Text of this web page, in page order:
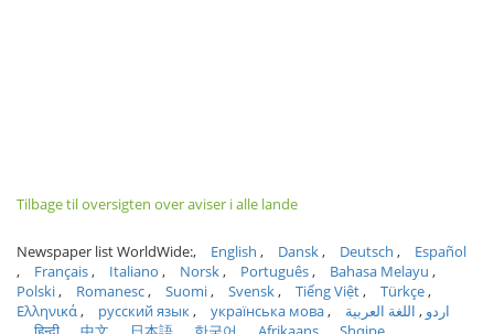
Tilbage til oversigten over aviser i alle lande
Newspaper list WorldWide: English Dansk Deutsch
Español
Français
Italiano Norsk Português
Bahasa Melayu
Polski
Romanesc Suomi Svensk Tiếng Việt
Türkçe
Ελληνικά
русский язык українська мова اردو
اللغة العربية